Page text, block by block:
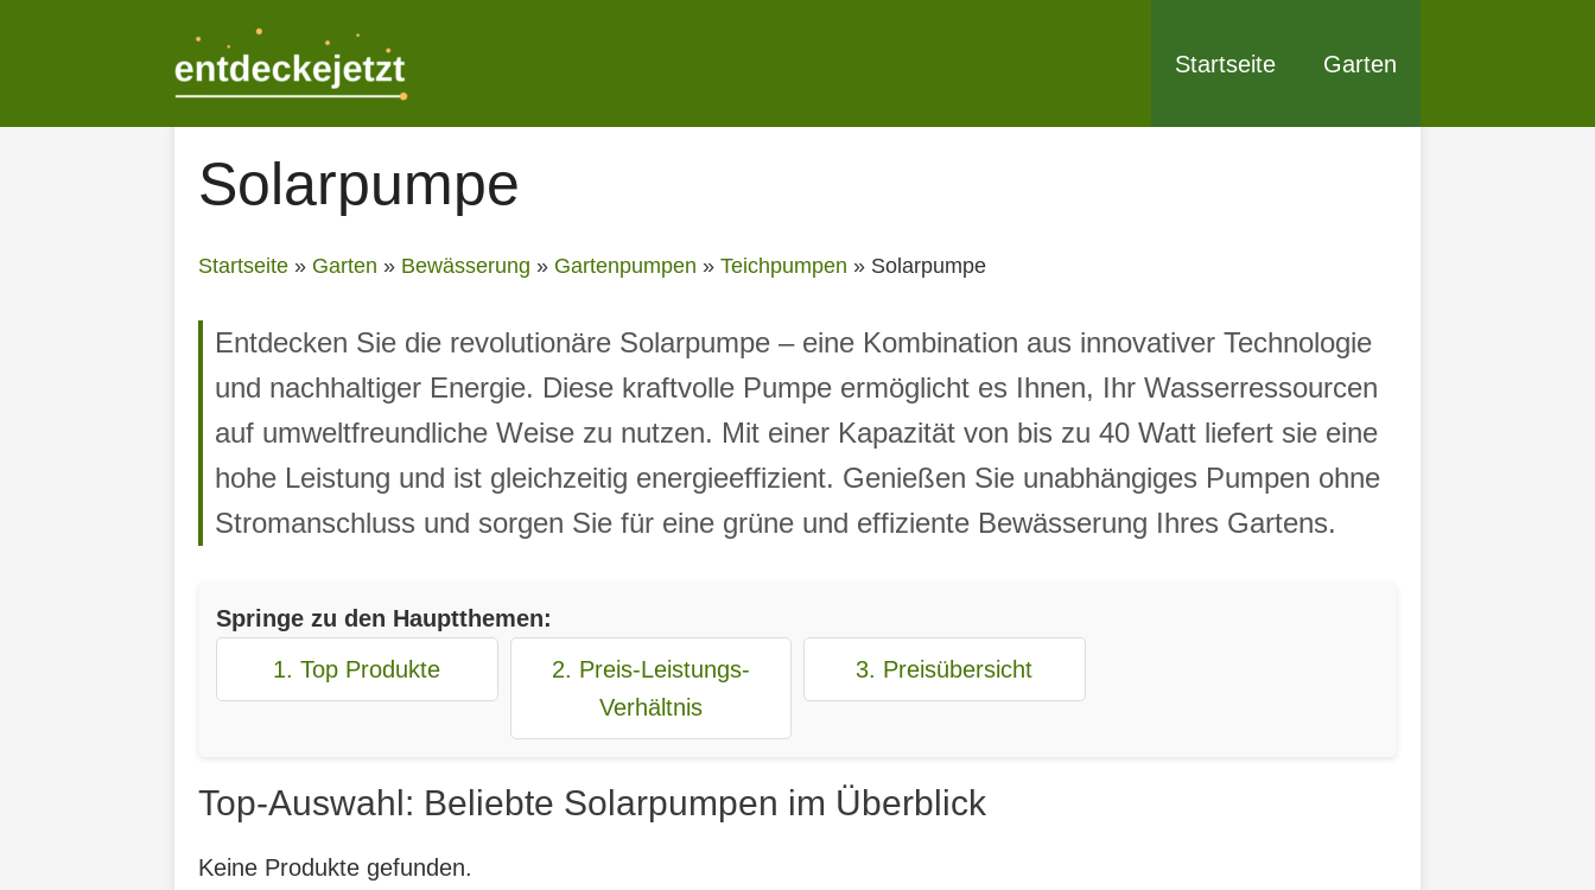
Startseite Garten
Solarpumpe
Startseite » Garten » Bewässerung » Gartenpumpen » Teichpumpen » Solarpumpe
Entdecken Sie die revolutionäre Solarpumpe – eine Kombination aus innovativer Technologie
und nachhaltiger Energie. Diese kraftvolle Pumpe ermöglicht es Ihnen, Ihr Wasserressourcen
auf umweltfreundliche Weise zu nutzen. Mit einer Kapazität von bis zu 40 Watt liefert sie eine
hohe Leistung und ist gleichzeitig energieeffizient. Genießen Sie unabhängiges Pumpen ohne
Stromanschluss und sorgen Sie für eine grüne und effiziente Bewässerung Ihres Gartens.
Springe zu den Hauptthemen:
1. Top Produkte
2. Preis-Leistungs-
Verhältnis
3. Preisübersicht
Top-Auswahl: Beliebte Solarpumpen im Überblick
Keine Produkte gefunden.